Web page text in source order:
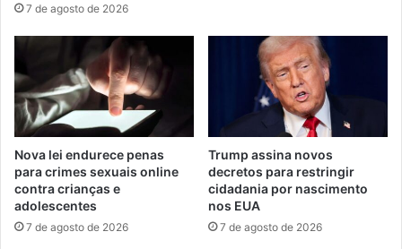
7 de agosto de 2026
Nova lei endurece penas
para crimes sexuais online
contra crianças e
adolescentes
7 de agosto de 2026
Trump assina novos
decretos para restringir
cidadania por nascimento
nos EUA
7 de agosto de 2026